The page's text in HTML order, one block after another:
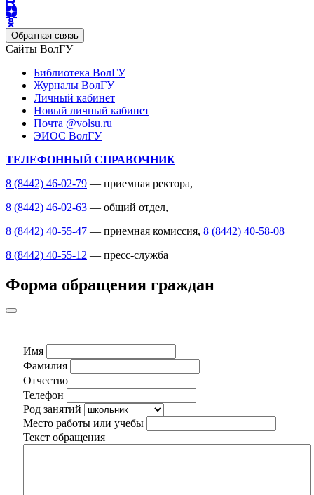
Обратная связь
Сайты ВолГУ
Библиотека ВолГУ
Журналы ВолГУ
Личный кабинет
Новый личный кабинет
Почта @volsu.ru
ЭИОС ВолГУ
ТЕЛЕФОННЫЙ СПРАВОЧНИК
8 (8442) 46-02-79 — приемная ректора,
8 (8442) 46-02-63 — общий отдел,
8 (8442) 40-55-47 — приемная комиссия, 8 (8442) 40-58-08
8 (8442) 40-55-12 — пресс-служба
Форма обращения граждан
Имя
Фамилия
Отчество
Телефон
Род занятий
Место работы или учебы
Текст обращения